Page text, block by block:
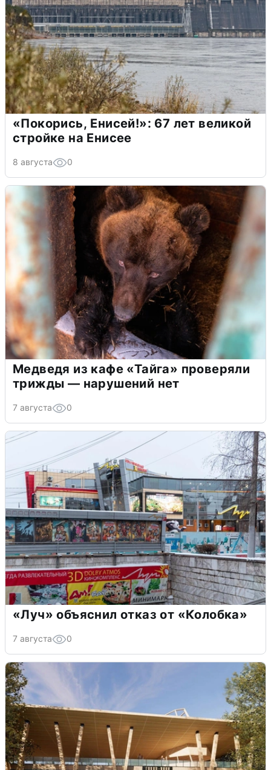
«Покорись, Енисей!»: 67 лет великой
стройке на Енисее
8 августа 0
Медведя из кафе «Тайга» проверяли
трижды — нарушений нет
7 августа 0
«Луч» объяснил отказ от «Колобка»
7 августа 0